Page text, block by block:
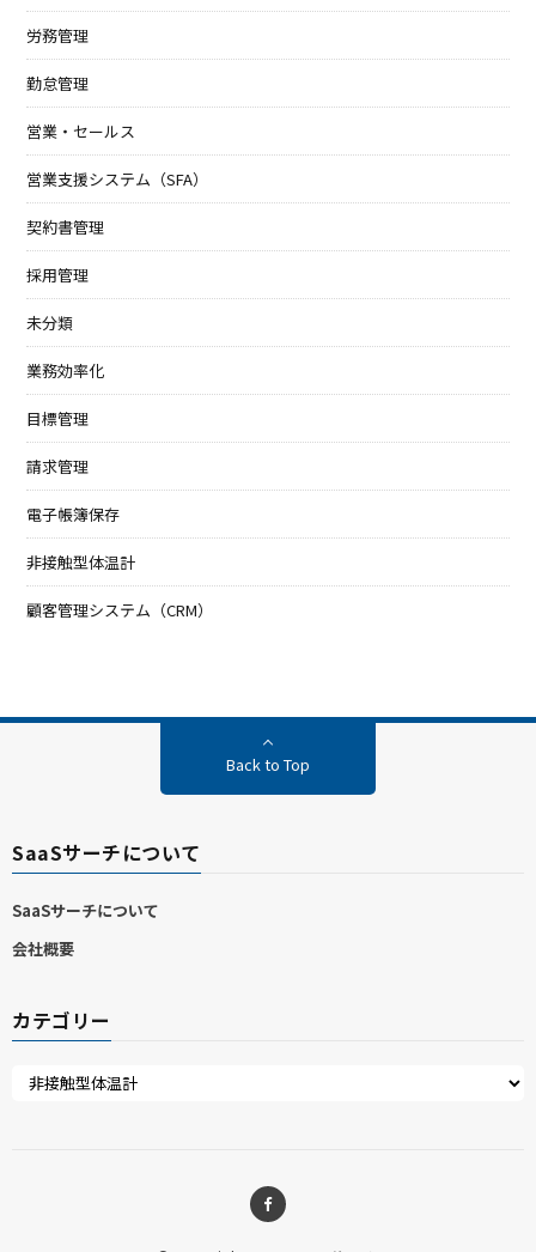
労務管理
勤怠管理
営業・セールス
営業支援システム（SFA）
契約書管理
採用管理
未分類
業務効率化
目標管理
請求管理
電子帳簿保存
非接触型体温計
顧客管理システム（CRM）
Back to Top
SaaSサーチについて
SaaSサーチについて
会社概要
カテゴリー